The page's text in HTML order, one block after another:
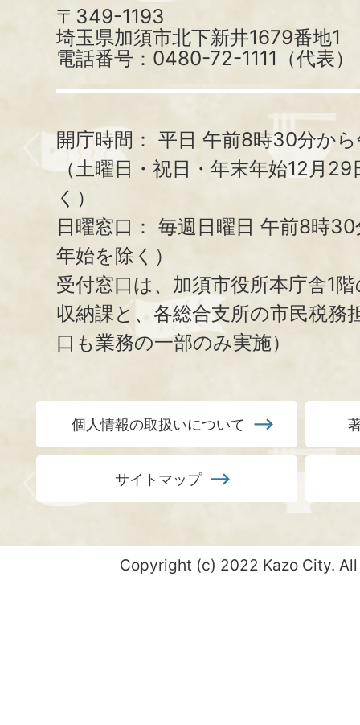
〒349-1193
埼玉県加須市北下新井1679番地1
電話番号：0480-72-1111（代表）
開庁時間： 平日 午前8時30分か
（土曜日・祝日・年末年始12月
く）
日曜窓口： 毎週日曜日 午前8時
年始を除く）
受付窓口は、加須市役所本庁舎1
収納課と、 各総合支所の市民税務
口も業務の一部のみ実施）
個人情報の取扱いについて
サイトマップ
Copyright (c) 2022 Kazo City.